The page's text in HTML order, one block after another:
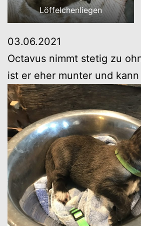
Löffelchenliegen
03.06.2021
Octavus nimmt stetig zu
ist er eher munter und